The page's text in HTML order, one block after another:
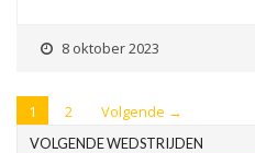
8 oktober 2023
1 2 Volgende →
VOLGENDE WEDSTRIJDEN